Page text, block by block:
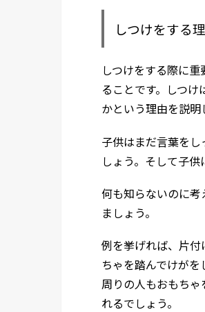
しつけをする
しつけをする際に
ることです。しつ
かという理由を説明
子供はまだ言葉を
しょう。そして子供
何も知らないのに
ましょう。
例を挙げれば、片
ちゃを踏んでけが
周りの人もおもち
れるでしょう。